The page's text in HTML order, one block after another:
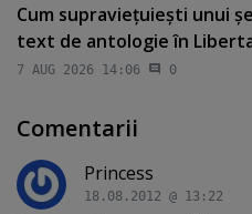
Cum supravieţuieşti unui
text de antologie în
7 AUG 2026 14:06 0
Comentarii
Princess
18.08.2012 @ 13:22